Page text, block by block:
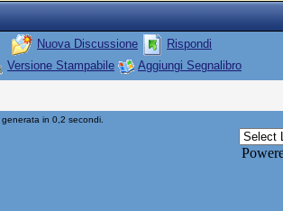
Nuova Discussione
Rispondi
Versione Stampabile
Aggiungi Segnalibro
in 0,2 secondi.